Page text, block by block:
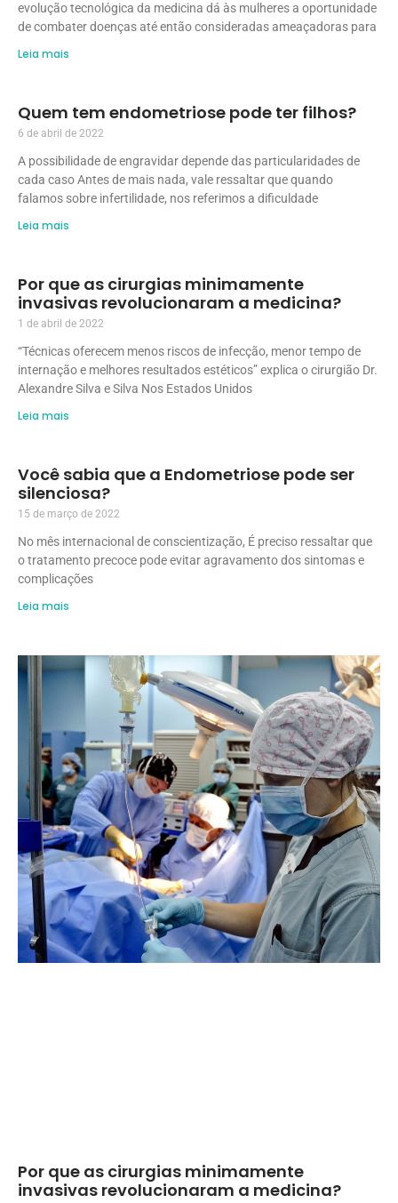
evolução tecnológica da medicina dá às mulheres a oportunidade
de combater doenças até então consideradas ameaçadoras para
Leia mais
Quem tem endometriose pode ter filhos?
6 de abril de 2022
A possibilidade de engravidar depende das particularidades de
cada caso Antes de mais nada, vale ressaltar que quando
falamos sobre infertilidade, nos referimos a dificuldade
Leia mais
Por que as cirurgias minimamente
invasivas revolucionaram a medicina?
1 de abril de 2022
“Técnicas oferecem menos riscos de infecção, menor tempo de
internação e melhores resultados estéticos” explica o cirurgião Dr.
Alexandre Silva e Silva Nos Estados Unidos
Leia mais
Você sabia que a Endometriose pode ser
silenciosa?
15 de março de 2022
No mês internacional de conscientização, É preciso ressaltar que
o tratamento precoce pode evitar agravamento dos sintomas e
complicações
Leia mais
Por que as cirurgias minimamente
invasivas revolucionaram a medicina?